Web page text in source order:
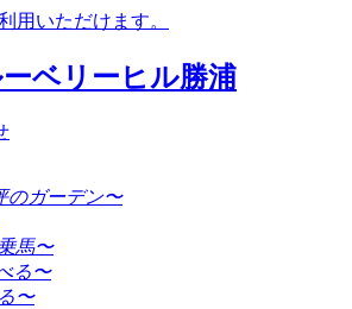
用いただけます。
のガーデン〜
馬〜
る〜
〜